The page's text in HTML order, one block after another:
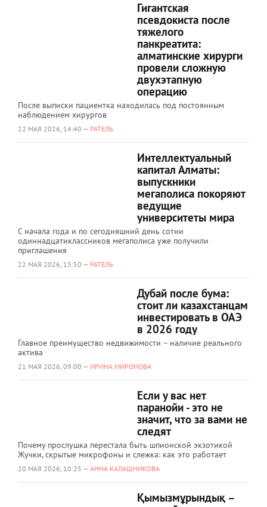
Гигантская
псевдокиста после
тяжелого
панкреатита:
алматинские хирурги
провели сложную
двухэтапную
операцию
После выписки пациентка находилась под постоянным
наблюдением хирургов
22 МАЯ 2026, 14:40 — РАТЕЛЬ
Интеллектуальный
капитал Алматы:
выпускники
мегаполиса покоряют
ведущие
университеты мира
С начала года и по сегодняшний день сотни
одиннадцатиклассников мегаполиса уже получили
приглашения
22 МАЯ 2026, 13:50 — РАТЕЛЬ
Дубай после бума:
стоит ли казахстанцам
инвестировать в ОАЭ
в 2026 году
Главное преимущество недвижимости – наличие реального
актива
21 МАЯ 2026, 09:00 — ИРИНА МИРОНОВА
Если у вас нет
паранойи - это не
значит, что за вами не
следят
Почему прослушка перестала быть шпионской экзотикой
Жучки, скрытые микрофоны и слежка: как это работает
20 МАЯ 2026, 10:25 — АННА КАЛАШНИКОВА
Қымызмұрындық –